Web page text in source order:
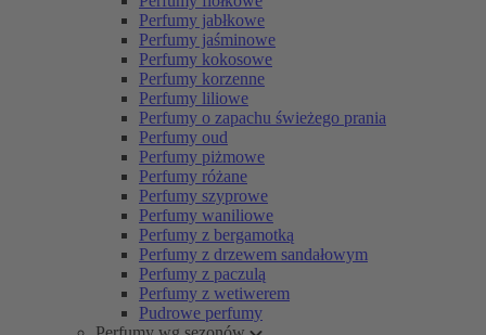
Perfumy jabłkowe
Perfumy jaśminowe
Perfumy kokosowe
Perfumy korzenne
Perfumy liliowe
Perfumy o zapachu świeżego prania
Perfumy oud
Perfumy piżmowe
Perfumy różane
Perfumy szyprowe
Perfumy waniliowe
Perfumy z bergamotką
Perfumy z drzewem sandałowym
Perfumy z paczulą
Perfumy z wetiwerem
Pudrowe perfumy